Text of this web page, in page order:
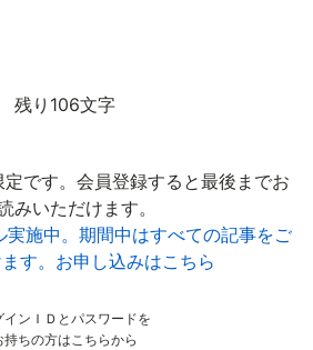
残り106文字
です。会員登録すると最後までお
みいただけます。
実施中。期間中はすべての記事をご
す。お申し込みはこちら
インＩＤとパスワードを
持ちの方はこちらから